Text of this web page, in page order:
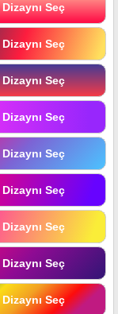
Seç
Seç
Seç
Seç
Seç
Seç
Seç
Seç
Seç